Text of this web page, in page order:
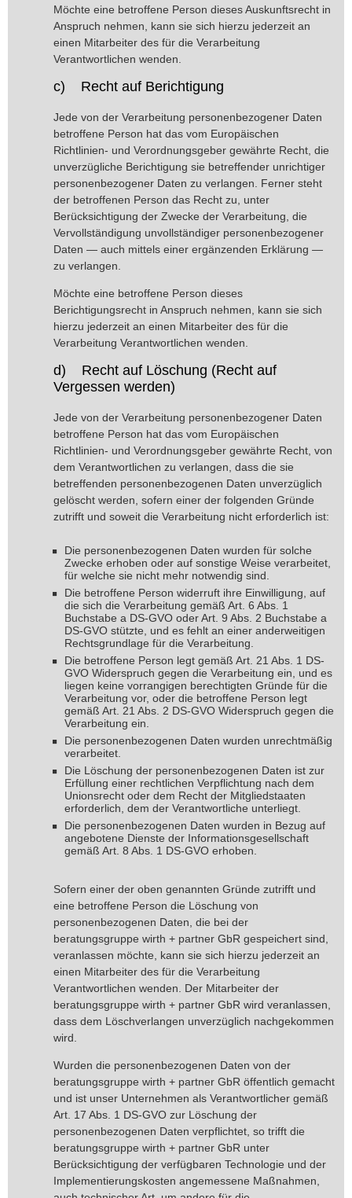
Möchte eine betroffene Person dieses Auskunftsrecht in
Anspruch nehmen, kann sie sich hierzu jederzeit an
einen Mitarbeiter des für die Verarbeitung
Verantwortlichen wenden.
c) Recht auf Berichtigung
Jede von der Verarbeitung personenbezogener Daten
betroffene Person hat das vom Europäischen
Richtlinien- und Verordnungsgeber gewährte Recht, die
unverzügliche Berichtigung sie betreffender unrichtiger
personenbezogener Daten zu verlangen. Ferner steht
der betroffenen Person das Recht zu, unter
Berücksichtigung der Zwecke der Verarbeitung, die
Vervollständigung unvollständiger personenbezogener
Daten — auch mittels einer ergänzenden Erklärung —
zu verlangen.
Möchte eine betroffene Person dieses
Berichtigungsrecht in Anspruch nehmen, kann sie sich
hierzu jederzeit an einen Mitarbeiter des für die
Verarbeitung Verantwortlichen wenden.
d) Recht auf Löschung (Recht auf
Vergessen werden)
Jede von der Verarbeitung personenbezogener Daten
betroffene Person hat das vom Europäischen
Richtlinien- und Verordnungsgeber gewährte Recht, von
dem Verantwortlichen zu verlangen, dass die sie
betreffenden personenbezogenen Daten unverzüglich
gelöscht werden, sofern einer der folgenden Gründe
zutrifft und soweit die Verarbeitung nicht erforderlich ist:
Die personenbezogenen Daten wurden für solche
Zwecke erhoben oder auf sonstige Weise verarbeitet,
für welche sie nicht mehr notwendig sind.
Die betroffene Person widerruft ihre Einwilligung, auf
die sich die Verarbeitung gemäß Art. 6 Abs. 1
Buchstabe a DS-GVO oder Art. 9 Abs. 2 Buchstabe a
DS-GVO stützte, und es fehlt an einer anderweitigen
Rechtsgrundlage für die Verarbeitung.
Die betroffene Person legt gemäß Art. 21 Abs. 1 DS-
GVO Widerspruch gegen die Verarbeitung ein, und es
liegen keine vorrangigen berechtigten Gründe für die
Verarbeitung vor, oder die betroffene Person legt
gemäß Art. 21 Abs. 2 DS-GVO Widerspruch gegen die
Verarbeitung ein.
Die personenbezogenen Daten wurden unrechtmäßig
verarbeitet.
Die Löschung der personenbezogenen Daten ist zur
Erfüllung einer rechtlichen Verpflichtung nach dem
Unionsrecht oder dem Recht der Mitgliedstaaten
erforderlich, dem der Verantwortliche unterliegt.
Die personenbezogenen Daten wurden in Bezug auf
angebotene Dienste der Informationsgesellschaft
gemäß Art. 8 Abs. 1 DS-GVO erhoben.
Sofern einer der oben genannten Gründe zutrifft und
eine betroffene Person die Löschung von
personenbezogenen Daten, die bei der
beratungsgruppe wirth + partner GbR gespeichert sind,
veranlassen möchte, kann sie sich hierzu jederzeit an
einen Mitarbeiter des für die Verarbeitung
Verantwortlichen wenden. Der Mitarbeiter der
beratungsgruppe wirth + partner GbR wird veranlassen,
dass dem Löschverlangen unverzüglich nachgekommen
wird.
Wurden die personenbezogenen Daten von der
beratungsgruppe wirth + partner GbR öffentlich gemacht
und ist unser Unternehmen als Verantwortlicher gemäß
Art. 17 Abs. 1 DS-GVO zur Löschung der
personenbezogenen Daten verpflichtet, so trifft die
beratungsgruppe wirth + partner GbR unter
Berücksichtigung der verfügbaren Technologie und der
Implementierungskosten angemessene Maßnahmen,